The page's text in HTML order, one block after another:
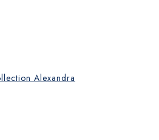
Alexandra